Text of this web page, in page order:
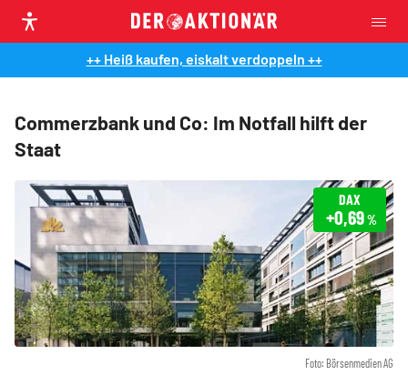
++ Heiß kaufen, eiskalt verdoppeln ++
Commerzbank und Co: Im Notfall hilft der
Staat
Foto: Börsenmedien AG
DAX
+0,69%